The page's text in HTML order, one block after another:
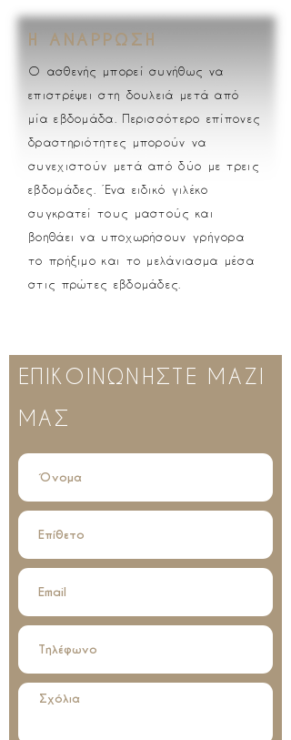
Η ΑΝΑΡΡΩΣΗ
Ο ασθενής μπορεί συνήθως να
επιστρέψει στη δουλειά μετά από
μία εβδομάδα. Περισσότερο επίπονες
δραστηριότητες μπορούν να
συνεχιστούν μετά από δύο με τρεις
εβδομάδες. Ένα ειδικό γιλέκο
συγκρατεί τους μαστούς και
βοηθάει να υποχωρήσουν γρήγορα
το πρήξιμο και το μελάνιασμα μέσα
στις πρώτες εβδομάδες.
ΕΠΙΚΟΙΝΩΝΗΣΤΕ ΜΑΖΙ
ΜΑΣ